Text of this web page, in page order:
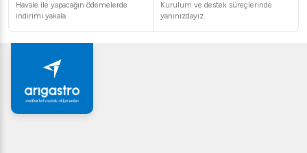
Havale ile yapacağın ödemelerde
indirimi yakala
Kurulum ve destek süreçlerinde
yanınızdayız.